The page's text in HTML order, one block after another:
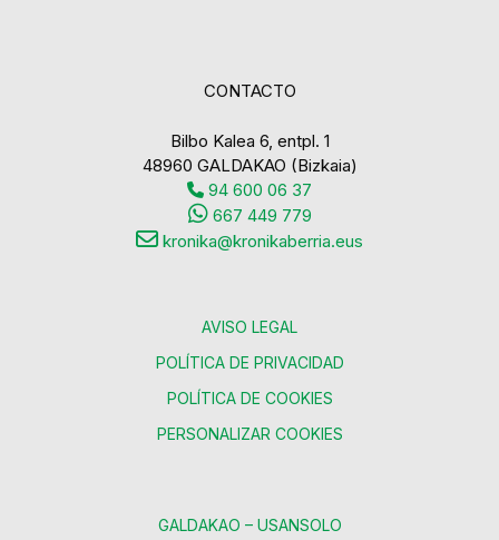
CONTACTO
Bilbo Kalea 6, entpl. 1
48960 GALDAKAO (Bizkaia)
94 600 06 37
667 449 779
kronika@kronikaberria.eus
AVISO LEGAL
POLÍTICA DE PRIVACIDAD
POLÍTICA DE COOKIES
PERSONALIZAR COOKIES
GALDAKAO – USANSOLO